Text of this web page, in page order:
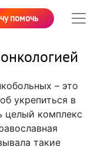
помочь
– это
укрепиться в
целый комплекс
такие